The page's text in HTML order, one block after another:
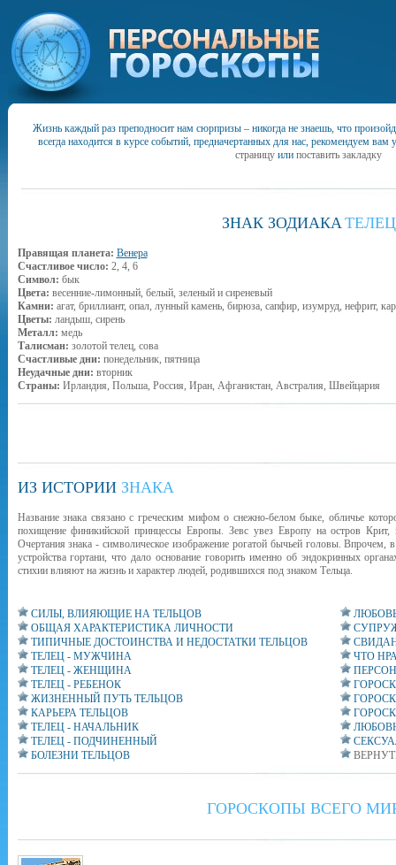
Жизнь каждый раз преподносит нам сюрпризы – никогда не знаешь, что
всегда находится в курсе событий, предначертанных для нас, рекомендуем вам
страницу или поставить закладку
ЗНАК ЗОДИАКАТЕЛЕЦ
Правящая планета: Венера
Счастливое число: 2, 4, 6
Символ: бык
Цвета: весенние-лимонный, белый, зеленый и сиреневый
Камни: агат, бриллиант, опал, лунный камень, бирюза, сапфир, изумруд, нефрит,
Цветы: ландыш, сирень
Металл: медь
Талисман: золотой телец, сова
Счастливые дни: понедельник, пятница
Неудачные дни: вторник
Страны: Ирландия, Польша, Россия, Иран, Афганистан, Австралия, Швейцария
ИЗ ИСТОРИИ ЗНАКА
Название знака связано с греческим мифом о снежно-белом быке, обличье
похищение финикийской принцессы Европы. Зевс увез Европу на остров Крит,
Очертания знака - символическое изображение рогатой бычьей головы. Впрочем,
устройства гортани, что дало основание говорить именно об эндокринных
стихии влияют на жизнь и характер людей, родившихся под знаком Тельца.
СИЛЫ, ВЛИЯЮЩИЕ НА ТЕЛЬЦОВ
ОБЩАЯ ХАРАКТЕРИСТИКА ЛИЧНОСТИ
ТИПИЧНЫЕ ДОСТОИНСТВА И НЕДОСТАТКИ ТЕЛЬЦОВ
ТЕЛЕЦ - МУЖЧИНА
ТЕЛЕЦ - ЖЕНЩИНА
ТЕЛЕЦ - РЕБЕНОК
ЖИЗНЕННЫЙ ПУТЬ ТЕЛЬЦОВ
КАРЬЕРА ТЕЛЬЦОВ
ТЕЛЕЦ - НАЧАЛЬНИК
ТЕЛЕЦ - ПОДЧИНЕННЫЙ
БОЛЕЗНИ ТЕЛЬЦОВ
ЧТО
ГОРОСКОПЫ ВСЕГО